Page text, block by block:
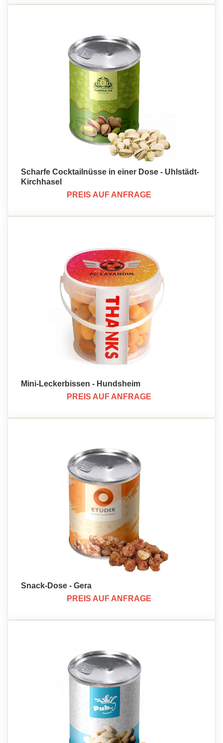
Scharfe Cocktailnüsse in einer Dose - Uhlstädt-
Kirchhasel
PREIS AUF ANFRAGE
Mini-Leckerbissen - Hundsheim
PREIS AUF ANFRAGE
Snack-Dose - Gera
PREIS AUF ANFRAGE